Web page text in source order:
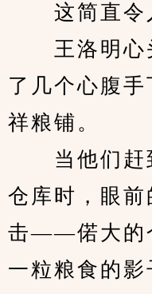
这简直令
王洛明心
了几个心腹
祥粮铺。
当他们赶
仓库时，眼
击——偌大的
一粒粮食的影